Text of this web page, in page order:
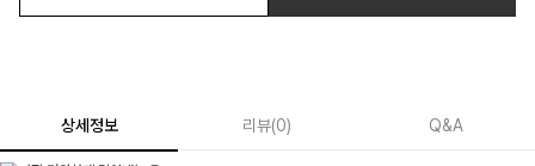
상세정보 리뷰(0) Q&A